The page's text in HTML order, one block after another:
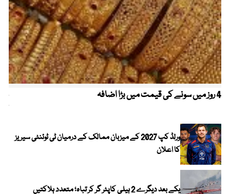
4 روز میں سونے کی قیمت میں بڑا اضافہ
ورلڈ کپ 2027 کے میزبان ممالک کے درمیان ٹی ٹوئنٹی سیریز
کا اعلان
یکے بعد دیگرے 2 ہیلی کاپٹر گر کر تباہ؛ متعدد ہلاکتیں